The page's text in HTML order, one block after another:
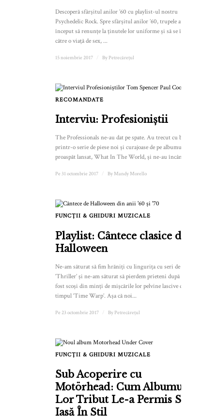
Descoperă sfârșitul anilor ’60 cu playlist-ul nostru
Psychedelic Rock. Spre sfârșitul anilor ’60, trupele au
început să renunțe la ținutele lor uniforme și să se îndrepte
către o viață de sex, ...
15 noiembrie 2017 By Petrecărețul
RECOMANDATE
Interviu: Profesioniștii
The Professionals ne-au dat pe spate. Au trecut cu brio
printr-o serie de piese noi și curajoase de pe albumul lor
proaspăt lansat, What In The World, și ne-au încântat...
Pe 31 octombrie 2017 By Mandy Morello
FUNCȚII & GHIDURI MUZICALE
Playlist: Cântece clasice de
Halloween
Ne-am săturat să fim hrăniți cu lingurița cu seri de
‘Thriller’ și ne-am săturat să pierdem prieteni după ce am
fost scoși din minți de mișcările lor pelvine lascive din
timpul ‘Time Warp’. Așa că noi...
Pe 23 octombrie 2017 By Petrecărețul
FUNCȚII & GHIDURI MUZICALE
Sub Acoperire cu
Motörhead: Cum Albumul
Lor Tribut Le-a Permis Să
Iasă În Stil